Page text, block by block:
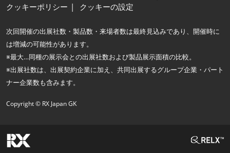
クッキーポリシー
クッキーの設定
次回開催の出展社数・製品数・来場者数は最終見込みであり、開催時に
は増減の可能性があります。
※最大…同種の展示会との出展社数および製品展示面積の比較。
※出展社数は、出展契約企業に加え、共同出展するグループ企業・パート
ナー企業数も含みます。
Copyright © RX Japan GK